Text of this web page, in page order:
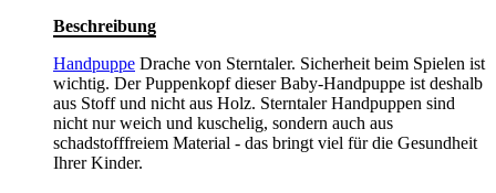
Beschreibung
Handpuppe Drache von Sterntaler. Sicherheit beim Spielen ist
wichtig. Der Puppenkopf dieser Baby-Handpuppe ist deshalb
aus Stoff und nicht aus Holz. Sterntaler Handpuppen sind
nicht nur weich und kuschelig, sondern auch aus
schadstofffreiem Material - das bringt viel für die Gesundheit
Ihrer Kinder.